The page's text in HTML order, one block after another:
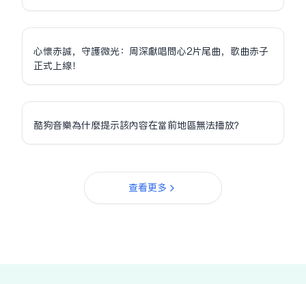
心懷赤誠，守護微光：周深獻唱問心2片尾曲，歌曲赤子
正式上線！
酷狗音樂為什麼提示該內容在當前地區無法播放？
查看更多